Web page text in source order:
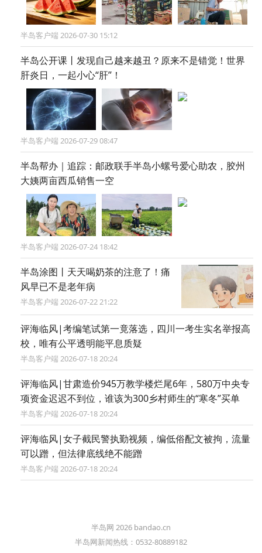
半岛客户端 2026-07-30 15:12
半岛公开课丨发现自己越来越丑？原来不是错觉！世界
肝炎日，一起小心“肝”！
半岛客户端 2026-07-29 08:47
半岛帮办｜追踪：邮政联手半岛小螺号爱心助农，胶州
大姨两亩西瓜销售一空
半岛客户端 2026-07-24 18:42
半岛涂图丨天天喝奶茶的注意了！痛
风早已不是老年病
半岛客户端 2026-07-22 21:22
评海临风|考编笔试第一竟落选，四川一考生实名举报高
校，唯有公平透明能平息质疑
半岛客户端 2026-07-18 20:24
评海临风|甘肃造价945万教学楼烂尾6年，580万中央专
项资金迟迟不到位，谁该为300乡村师生的“寒冬”买单
半岛客户端 2026-07-18 20:24
评海临风|女子截民警执勤视频，编低俗配文被拘，流量
可以蹭，但法律底线绝不能蹭
半岛客户端 2026-07-18 20:24
半岛网 2026 bandao.cn
半岛网新闻热线：0532-80889182